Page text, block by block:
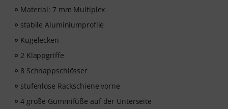
Material: 7 mm Multiplex
stabile Aluminiumprofile
Kugelecken
2 Klappgriffe
8 Schnappschlösser
stufenlose Rackschiene vorne
4 große Gummifüße auf der Unterseite